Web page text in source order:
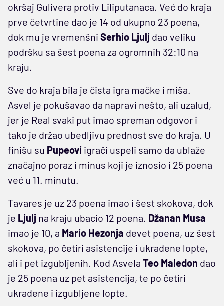
okršaj Gulivera protiv Liliputanaca. Već do kraja
prve četvrtine dao je 14 od ukupno 23 poena,
dok mu je vremenšni Serhio Ljulj dao veliku
podršku sa šest poena za ogromnih 32:10 na
kraju.
Sve do kraja bila je čista igra mačke i miša.
Asvel je pokušavao da napravi nešto, ali uzalud,
jer je Real svaki put imao spreman odgovor i
tako je držao ubedljivu prednost sve do kraja. U
finišu su Pupeovi igrači uspeli samo da ublaže
značajno poraz i minus koji je iznosio i 25 poena
već u 11. minutu.
Tavares je uz 23 poena imao i šest skokova, dok
je Ljulj na kraju ubacio 12 poena. Džanan Musa
imao je 10, a Mario Hezonja devet poena, uz šest
skokova, po četiri asistencije i ukradene lopte,
ali i pet izgubljenih. Kod Asvela Teo Maledon dao
je 25 poena uz pet asistencija, te po četiri
ukradene i izgubljene lopte.